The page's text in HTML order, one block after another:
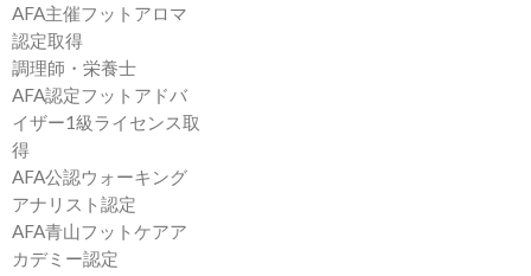
AFA主催フットアロマ
認定取得
調理師・栄養士
AFA認定フットアドバ
イザー1級ライセンス取
得
AFA公認ウォーキング
アナリスト認定
AFA青山フットケアア
カデミー認定